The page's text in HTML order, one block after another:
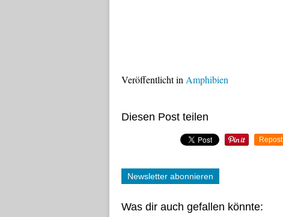
Veröffentlicht in Amphibien
Diesen Post teilen
Repost
Newsletter abonnieren
Was dir auch gefallen könnte: